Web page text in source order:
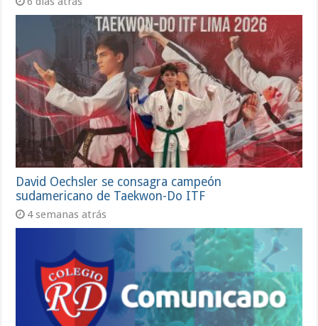
David Oechsler se consagra campeón
sudamericano de Taekwon-Do ITF
4 semanas atrás